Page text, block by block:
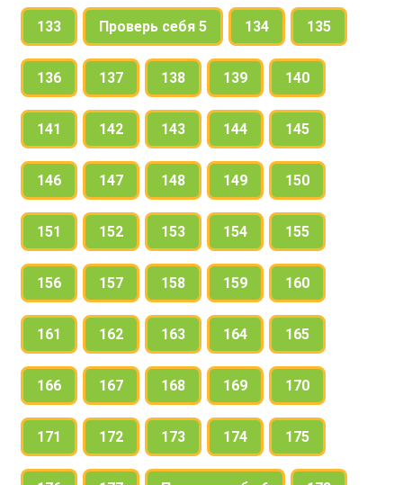
133 Проверь себя 5 134 135
136 137 138 139 140
141 142 143 144 145
146 147 148 149 150
151 152 153 154 155
156 157 158 159 160
161 162 163 164 165
166 167 168 169 170
171 172 173 174 175